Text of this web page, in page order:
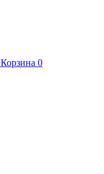
Корзина 0